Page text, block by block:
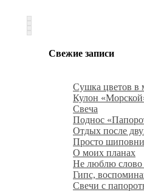
Свежие записи
Сушка цветов в
Кулон
Свеча
Поднос
Отдых после
Просто
О моих планах
Не люблю слово
Гипс,
Свечи с